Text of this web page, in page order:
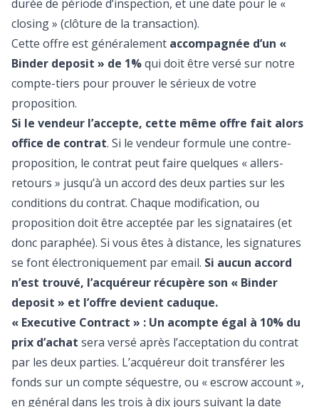
durée de période d’inspection, et une date pour le «
closing » (clôture de la transaction).
Cette offre est généralement accompagnée d’un «
Binder deposit » de 1%qui doit être versé sur notre
compte-tiers pour prouver le sérieux de votre
proposition.
Si le vendeur l’accepte, cette même offre fait alors
office de contrat. Si le vendeur formule une contre-
proposition, le contrat peut faire quelques « allers-
retours » jusqu’à un accord des deux parties sur les
conditions du contrat. Chaque modification, ou
proposition doit être acceptée par les signataires (et
donc paraphée). Si vous êtes à distance, les signatures
se font électroniquement par email. Si aucun accord
n’est trouvé, l’acquéreur récupère son « Binder
deposit » et l’offre devient caduque.
« Executive Contract » : Un acompte égal à 10% du
prix d’achat sera versé après l’acceptation du contrat
par les deux parties. L’acquéreur doit transférer les
fonds sur un compte séquestre, ou « escrow account »,
en général dans les trois à dix jours suivant la date